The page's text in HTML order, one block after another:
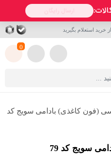
خرید استعلام بگیرید
0
(فون کاغذی) بادامی سویج کد
سویج کد 79